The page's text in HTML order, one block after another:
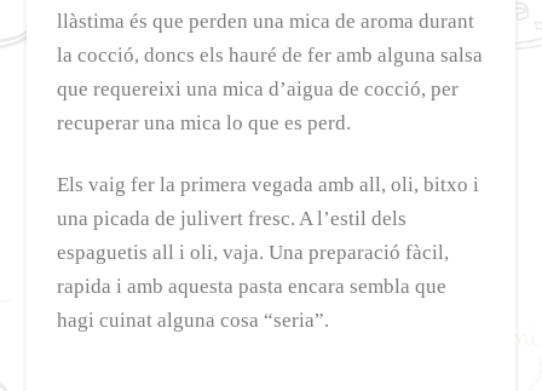
llàstima és que perden una mica de aroma durant
la cocció, doncs els hauré de fer amb alguna salsa
que requereixi una mica d’aigua de cocció, per
recuperar una mica lo que es perd.
Els vaig fer la primera vegada amb all, oli, bitxo i
una picada de julivert fresc. A l’estil dels
espaguetis all i oli, vaja. Una preparació fàcil,
rapida i amb aquesta pasta encara sembla que
hagi cuinat alguna cosa “seria”.